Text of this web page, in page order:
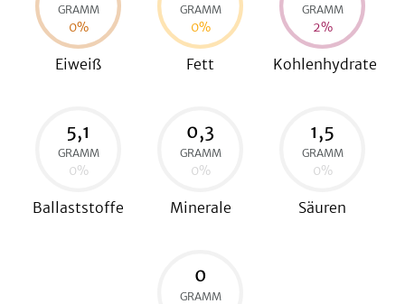
GRAMM
0%
Eiweiß
GRAMM
0%
Fett
GRAMM
2%
Kohlenhydrate
5,1
GRAMM
0%
Ballaststoffe
0,3
GRAMM
0%
Minerale
1,5
GRAMM
0%
Säuren
0
GRAMM